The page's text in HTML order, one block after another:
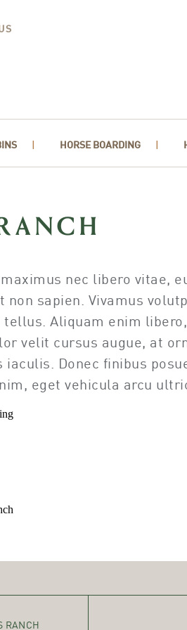
HORSE BOARDING
nec libero vitae,
non sapien. Vivamus
Aliquam enim
velit cursus augue, at
Donec finibus
eget vehicula arcu
RANCH